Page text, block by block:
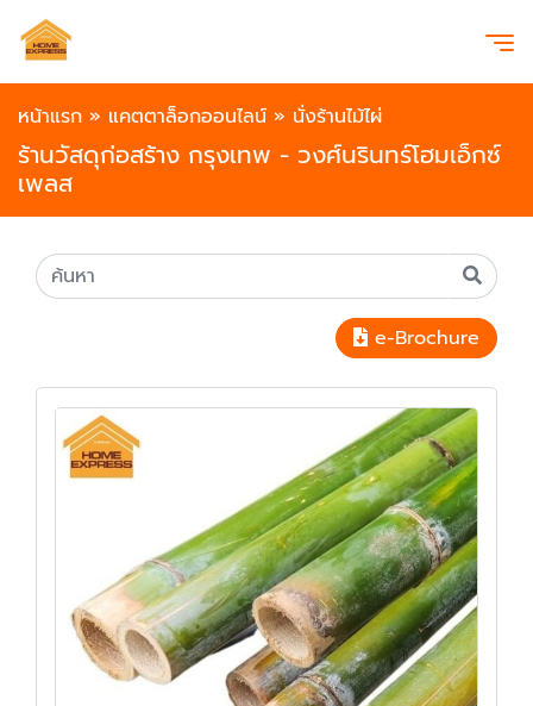
หน้าแรก » แคตตาล็อกออนไลน์ » นั่งร้านไม้ไผ่
ร้านวัสดุก่อสร้าง กรุงเทพ - วงศ์นรินทร์โฮมเอ็กซ์
เพลส
e-Brochure